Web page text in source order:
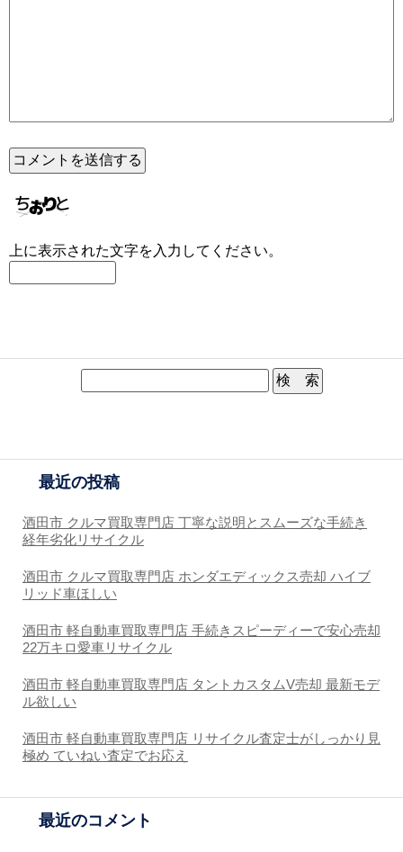
上に表示された文字を入力してください。
最近の投稿
酒田市 クルマ買取専門店 丁寧な説明とスムーズな手続き
経年劣化リサイクル
酒田市 クルマ買取専門店 ホンダエディックス売却 ハイブ
リッド車ほしい
酒田市 軽自動車買取専門店 手続きスピーディーで安心売却
22万キロ愛車リサイクル
酒田市 軽自動車買取専門店 タントカスタムV売却 最新モデ
ル欲しい
酒田市 軽自動車買取専門店 リサイクル査定士がしっかり見
極め ていねい査定でお応え
最近のコメント